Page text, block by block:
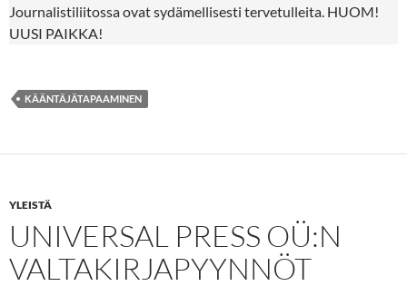
Journalistiliitossa ovat sydämellisesti tervetulleita. HUOM!
UUSI PAIKKA!
KÄÄNTÄJÄTAPAAMINEN
YLEISTÄ
UNIVERSAL PRESS OÜ:N
VALTAKIRJAPYYNNÖT